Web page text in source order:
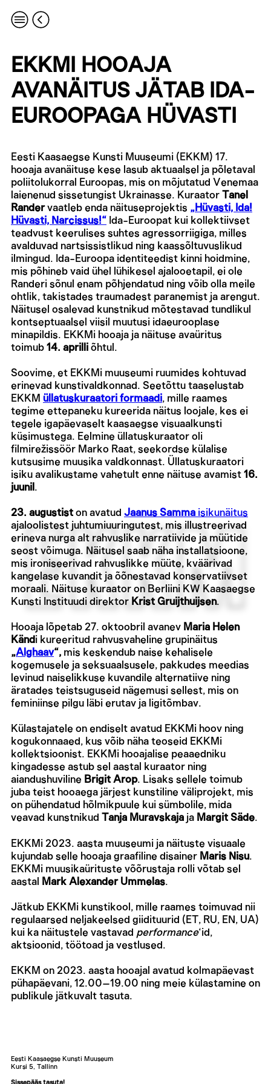
EKKMI HOOAJA
AVANÄITUS JÄTAB IDA-
EUROOPAGA HÜVASTI
Eesti Kaasaegse Kunsti Muuseumi (EKKM) 17.
hooaja avanäituse kese lasub aktuaalsel ja põletaval
poliitolukorral Euroopas, mis on mõjutatud Venemaa
laienenud sissetungist Ukrainasse. Kuraator Tanel
Randervaatleb enda näituseprojektis „Hüvasti, Ida!
Hüvasti, Narcissus!“ Ida-Euroopat kui kollektiivset
teadvust keerulises suhtes agressorriigiga, milles
avalduvad nartsissistlikud ning kaassõltuvuslikud
ilmingud. Ida-Euroopa identiteedist kinni hoidmine,
mis põhineb vaid ühel lühikesel ajalooetapil, ei ole
Randeri sõnul enam põhjendatud ning võib olla meile
ohtlik, takistades traumadest paranemist ja arengut.
Näitusel osalevad kunstnikud mõtestavad tundlikul
kontseptuaalsel viisil muutusi idaeurooplase
minapildis. EKKMi hooaja ja näituse avaüritus
toimub 14. aprilli õhtul.
Soovime, et EKKMi muuseumi ruumides kohtuvad
erinevad kunstivaldkonnad. Seetõttu taaselustab
EKKM üllatuskuraatori formaadi, mille raames
tegime ettepaneku kureerida näitus loojale, kes ei
tegele igapäevaselt kaasaegse visuaalkunsti
küsimustega. Eelmine üllatuskuraator oli
filmirežissöör Marko Raat, seekordse külalise
kutsusime muusika valdkonnast. Üllatuskuraatori
isiku avalikustame vahetult enne näituse avamist 16.
juunil .
23. augustist on avatud Jaanus Samma isikunäitus
ajaloolistest juhtumiuuringutest, mis illustreerivad
erineva nurga alt rahvuslike narratiivide ja müütide
seost võimuga. Näitusel saab näha installatsioone,
mis ironiseerivad rahvuslikke müüte, kväärivad
kangelase kuvandit ja õõnestavad konservatiivset
moraali. Näituse kuraator on Berliini KW Kaasaegse
Kunsti Instituudi direktor Krist Gruijthuijsen.
Hooaja lõpetab 27. oktoobril avanev Maria Helen
Känd i kureeritud rahvusvaheline grupinäitus
„Alghaav“, mis keskendub naise kehalisele
kogemusele ja seksuaalsusele, pakkudes meedias
levinud naiselikkuse kuvandile alternatiive ning
äratades teistsuguseid nägemusi sellest, mis on
feminiinse pilgu läbi erutav ja ligitõmbav.
Külastajatele on endiselt avatud EKKMi hoov ning
kogukonnaaed, kus võib näha teoseid EKKMi
kollektsioonist. EKKMi hooajalise peaaedniku
kingadesse astub sel aastal kuraator ning
aiandushuviline Brigit Arop. Lisaks sellele toimub
juba teist hooaega järjest kunstiline väliprojekt, mis
on pühendatud hõlmikpuule kui sümbolile, mida
veavad kunstnikud
Tanja Muravskaja ja Margit Säde.
EKKMi 2023. aasta muuseumi ja näituste visuaale
kujundab selle hooaja graafiline disainer Maris Nisu.
EKKMi muusikaürituste võõrustaja rolli võtab sel
aastal
Mark Alexander Ummelas.
Jätkub EKKMi kunstikool, mille raames toimuvad nii
regulaarsed neljakeelsed giidituurid (ET, RU, EN, UA)
kui ka näitustele vastavad performance‘id,
aktsioonid, töötoad ja vestlused.
EKKM on 2023. aasta hooajal avatud kolmapäevast
pühapäevani, 12.00–19.00 ning meie külastamine on
publikule jätkuvalt tasuta.
Eesti Kaasaegse Kunsti Muuseum
Kursi 5, Tallinn